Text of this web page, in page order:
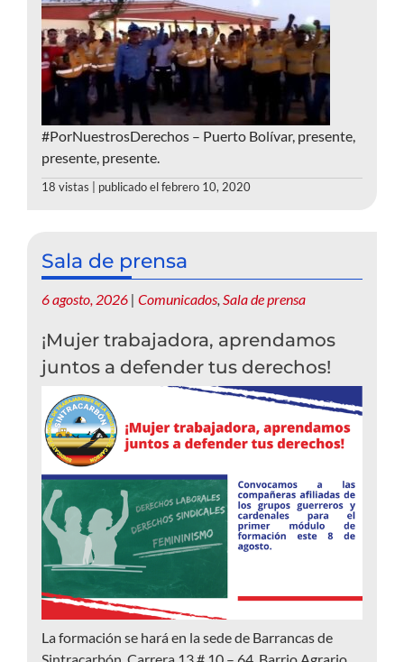
#PorNuestrosDerechos – Puerto Bolívar, presente,
presente, presente.
18 vistas | publicado el febrero 10, 2020
Sala de prensa
6 agosto, 2026 | Comunicados Sala de prensa
¡Mujer trabajadora, aprendamos
juntos a defender tus derechos!
La formación se hará en la sede de Barrancas de